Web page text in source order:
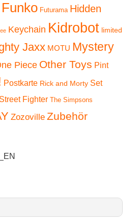
Funko Futurama Hidden
Keychain Kidrobot limited
Jaxx MOTU Mystery
Piece Other Toys Pint
Postkarte Rick and Morty Set
Street Fighter The Simpsons
Zozoville Zubehör